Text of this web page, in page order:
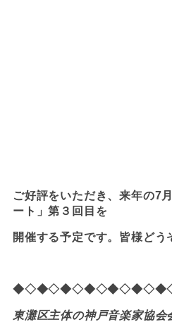
ご好評をいただき、来年の7
ート」第３回目を
開催する予定です。 皆様どう
◆◇◆◇◆◇◆◇◆◇◆◇
東灘区主体の神戸音楽家協